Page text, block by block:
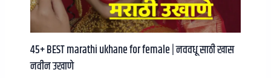
45+ BEST marathi ukhane for female | नववधू साठी खास
नवीन उखाणे